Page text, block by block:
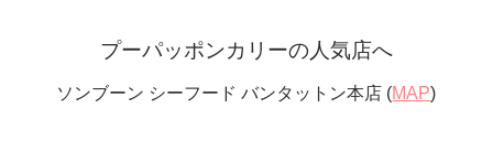
プーパッポンカリーの人気店へ
ソンブーン シーフード バンタットン本店 (MAP)